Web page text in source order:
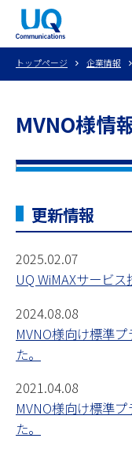
トップページ 企業情報
MVNO様情
更新情報
2025.02.07
UQ WiMAXサービ
2024.08.08
MVNO様向け標準
た。
2021.04.08
MVNO様向け標準
た。